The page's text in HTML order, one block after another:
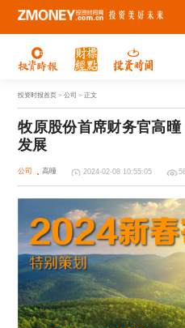
投资时报首页 > 公司 > 正文
牧原股份首席财务官高
发展
公司 高曈 2024-02-08 10:55:05